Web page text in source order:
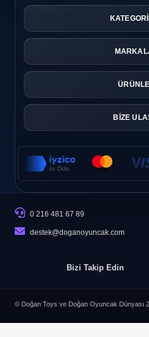
BİZE
0 216 481 67 89
destek@doganoyuncak.com
Bizi Takip Edin
© Doğan Toys ve Doğan Oyuncak Dünyası